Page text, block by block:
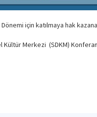
için katılmaya hak
Kültür Merkezi (SDKM)